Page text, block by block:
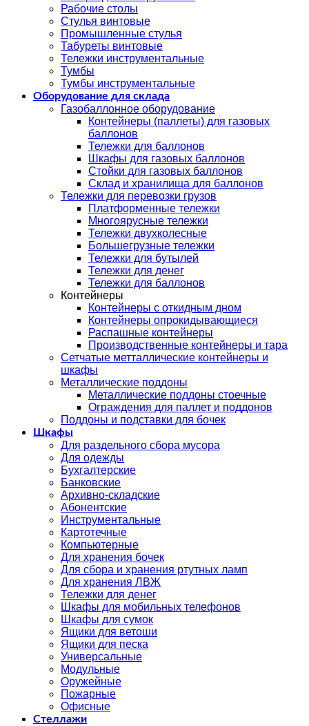
Рабочие столы
Стулья винтовые
Промышленные стулья
Табуреты винтовые
Тележки инструментальные
Тумбы
Тумбы инструментальные
Оборудование для склада
Газобаллонное оборудование
Контейнеры (паллеты) для газовых
баллонов
Тележки для баллонов
Шкафы для газовых баллонов
Стойки для газовых баллонов
Склад и хранилища для баллонов
Тележки для перевозки грузов
Платформенные тележки
Многоярусные тележки
Тележки двухколесные
Большегрузные тележки
Тележки для бутылей
Тележки для денег
Тележки для баллонов
Контейнеры
Контейнеры с откидным дном
Контейнеры опрокидывающиеся
Распашные контейнеры
Производственные контейнеры и тара
Сетчатые метталлические контейнеры и
шкафы
Металлические поддоны
Металлические поддоны стоечные
Ограждения для паллет и поддонов
Поддоны и подставки для бочек
Шкафы
Для раздельного сбора мусора
Для одежды
Бухгалтерские
Банковские
Архивно-складские
Абонентские
Инструментальные
Картотечные
Компьютерные
Для хранения бочек
Для сбора и хранения ртутных ламп
Для хранения ЛВЖ
Тележки для денег
Шкафы для мобильных телефонов
Шкафы для сумок
Ящики для ветоши
Ящики для песка
Универсальные
Модульные
Оружейные
Пожарные
Офисные
Стеллажи